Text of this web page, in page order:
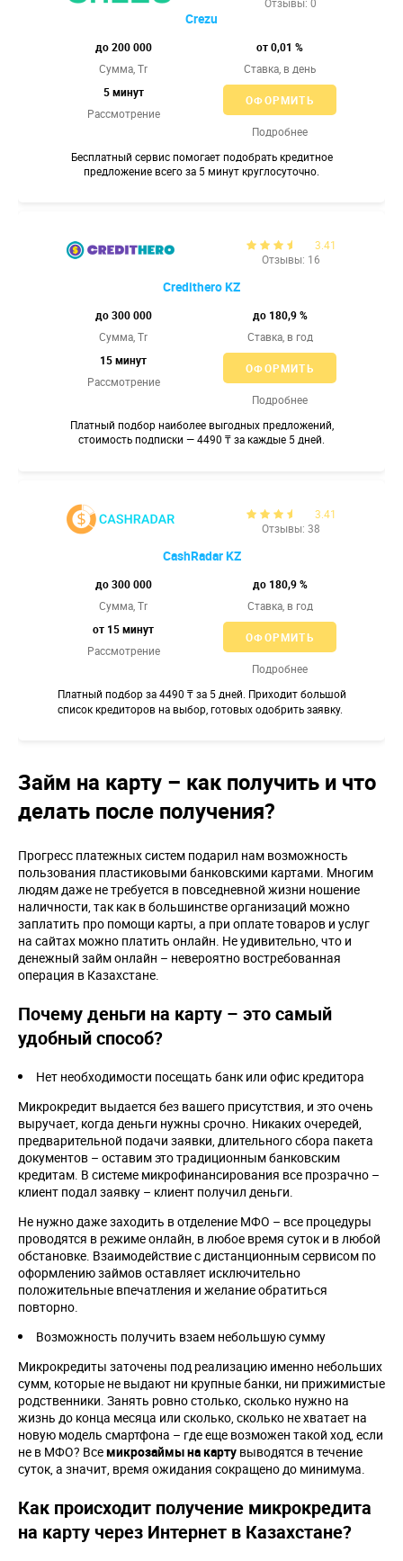
Crezu
до 200 000
Сумма, Tr
от 0,01 %
Ставка, в день
5 минут
Рассмотрение
ОФОРМИТЬ
Подробнее
Бесплатный сервис помогает подобрать кредитное
предложение всего за 5 минут круглосуточно.
3.41
Отзывы: 16
Credithero KZ
до 300 000
Сумма, Tr
до 180,9 %
Ставка, в год
15 минут
Рассмотрение
ОФОРМИТЬ
Подробнее
Платный подбор наиболее выгодных предложений,
стоимость подписки — 4490 ₸ за каждые 5 дней.
3.41
Отзывы: 38
CashRadar KZ
до 300 000
Сумма, Tr
до 180,9 %
Ставка, в год
от 15 минут
Рассмотрение
ОФОРМИТЬ
Подробнее
Платный подбор за 4490 ₸ за 5 дней. Приходит большой
список кредиторов на выбор, готовых одобрить заявку.
Займ на карту – как получить и что
делать после получения?
Прогресс платежных систем подарил нам возможность
пользования пластиковыми банковскими картами. Многим
людям даже не требуется в повседневной жизни ношение
наличности, так как в большинстве организаций можно
заплатить про помощи карты, а при оплате товаров и услуг
на сайтах можно платить онлайн. Не удивительно, что и
денежный займ онлайн – невероятно востребованная
операция в Казахстане.
Почему деньги на карту – это самый
удобный способ?
Нет необходимости посещать банк или офис кредитора
Микрокредит выдается без вашего присутствия, и это очень
выручает, когда деньги нужны срочно. Никаких очередей,
предварительной подачи заявки, длительного сбора пакета
документов – оставим это традиционным банковским
кредитам. В системе микрофинансирования все прозрачно –
клиент подал заявку – клиент получил деньги.
Не нужно даже заходить в отделение МФО – все процедуры
проводятся в режиме онлайн, в любое время суток и в любой
обстановке. Взаимодействие с дистанционным сервисом по
оформлению займов оставляет исключительно
положительные впечатления и желание обратиться
повторно.
Возможность получить взаем небольшую сумму
Микрокредиты заточены под реализацию именно небольших
сумм, которые не выдают ни крупные банки, ни прижимистые
родственники. Занять ровно столько, сколько нужно на
жизнь до конца месяца или сколько, сколько не хватает на
новую модель смартфона – где еще возможен такой ход, если
не в МФО? Всемикрозаймы на карту выводятся в течение
суток, а значит, время ожидания сокращено до минимума.
Как происходит получение микрокредита
на карту через Интернет в Казахстане?